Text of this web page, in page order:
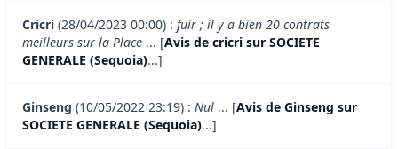
Cricri (28/04/2023 00:00) : fuir ; il y a bien 20 contrats
meilleurs sur la Place ... [Avis de cricri sur SOCIETE
GENERALE (Sequoia)...]
Ginseng (10/05/2022 23:19) : Nul ... [Avis de Ginseng sur
SOCIETE GENERALE (Sequoia)...]